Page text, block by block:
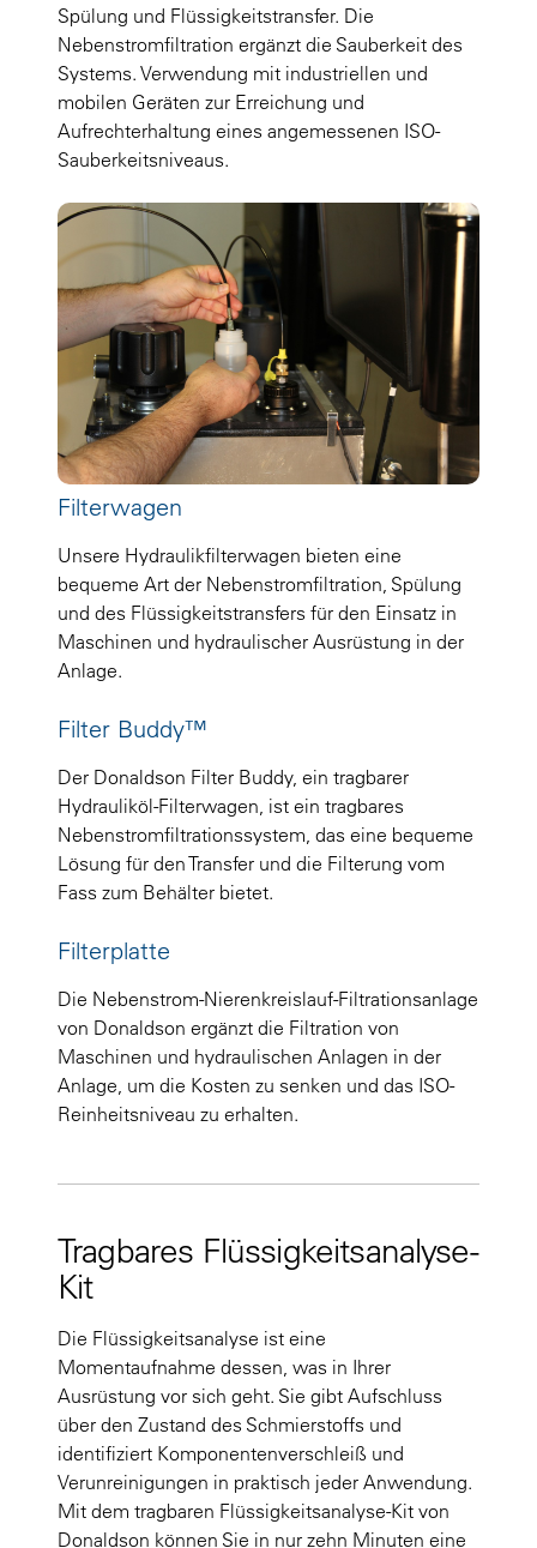
Spülung und Flüssigkeitstransfer. Die
Nebenstromfiltration ergänzt die Sauberkeit des
Systems. Verwendung mit industriellen und
mobilen Geräten zur Erreichung und
Aufrechterhaltung eines angemessenen ISO-
Sauberkeitsniveaus.
Filterwagen
Unsere Hydraulikfilterwagen bieten eine
bequeme Art der Nebenstromfiltration, Spülung
und des Flüssigkeitstransfers für den Einsatz in
Maschinen und hydraulischer Ausrüstung in der
Anlage.
Filter Buddy™
Der Donaldson Filter Buddy, ein tragbarer
Hydrauliköl-Filterwagen, ist ein tragbares
Nebenstromfiltrationssystem, das eine bequeme
Lösung für den Transfer und die Filterung vom
Fass zum Behälter bietet.
Filterplatte
Die Nebenstrom-Nierenkreislauf-Filtrationsanlage
von Donaldson ergänzt die Filtration von
Maschinen und hydraulischen Anlagen in der
Anlage, um die Kosten zu senken und das ISO-
Reinheitsniveau zu erhalten.
Tragbares Flüssigkeitsanalyse-
Kit
Die Flüssigkeitsanalyse ist eine
Momentaufnahme dessen, was in Ihrer
Ausrüstung vor sich geht. Sie gibt Aufschluss
über den Zustand des Schmierstoffs und
identifiziert Komponentenverschleiß und
Verunreinigungen in praktisch jeder Anwendung.
Mit dem tragbaren Flüssigkeitsanalyse-Kit von
Donaldson können Sie in nur zehn Minuten eine